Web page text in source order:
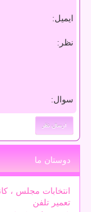
ایمیل:
نظر:
سوال:
دوستان ما
انتخابات مجلس ،
تعمیر تلفن